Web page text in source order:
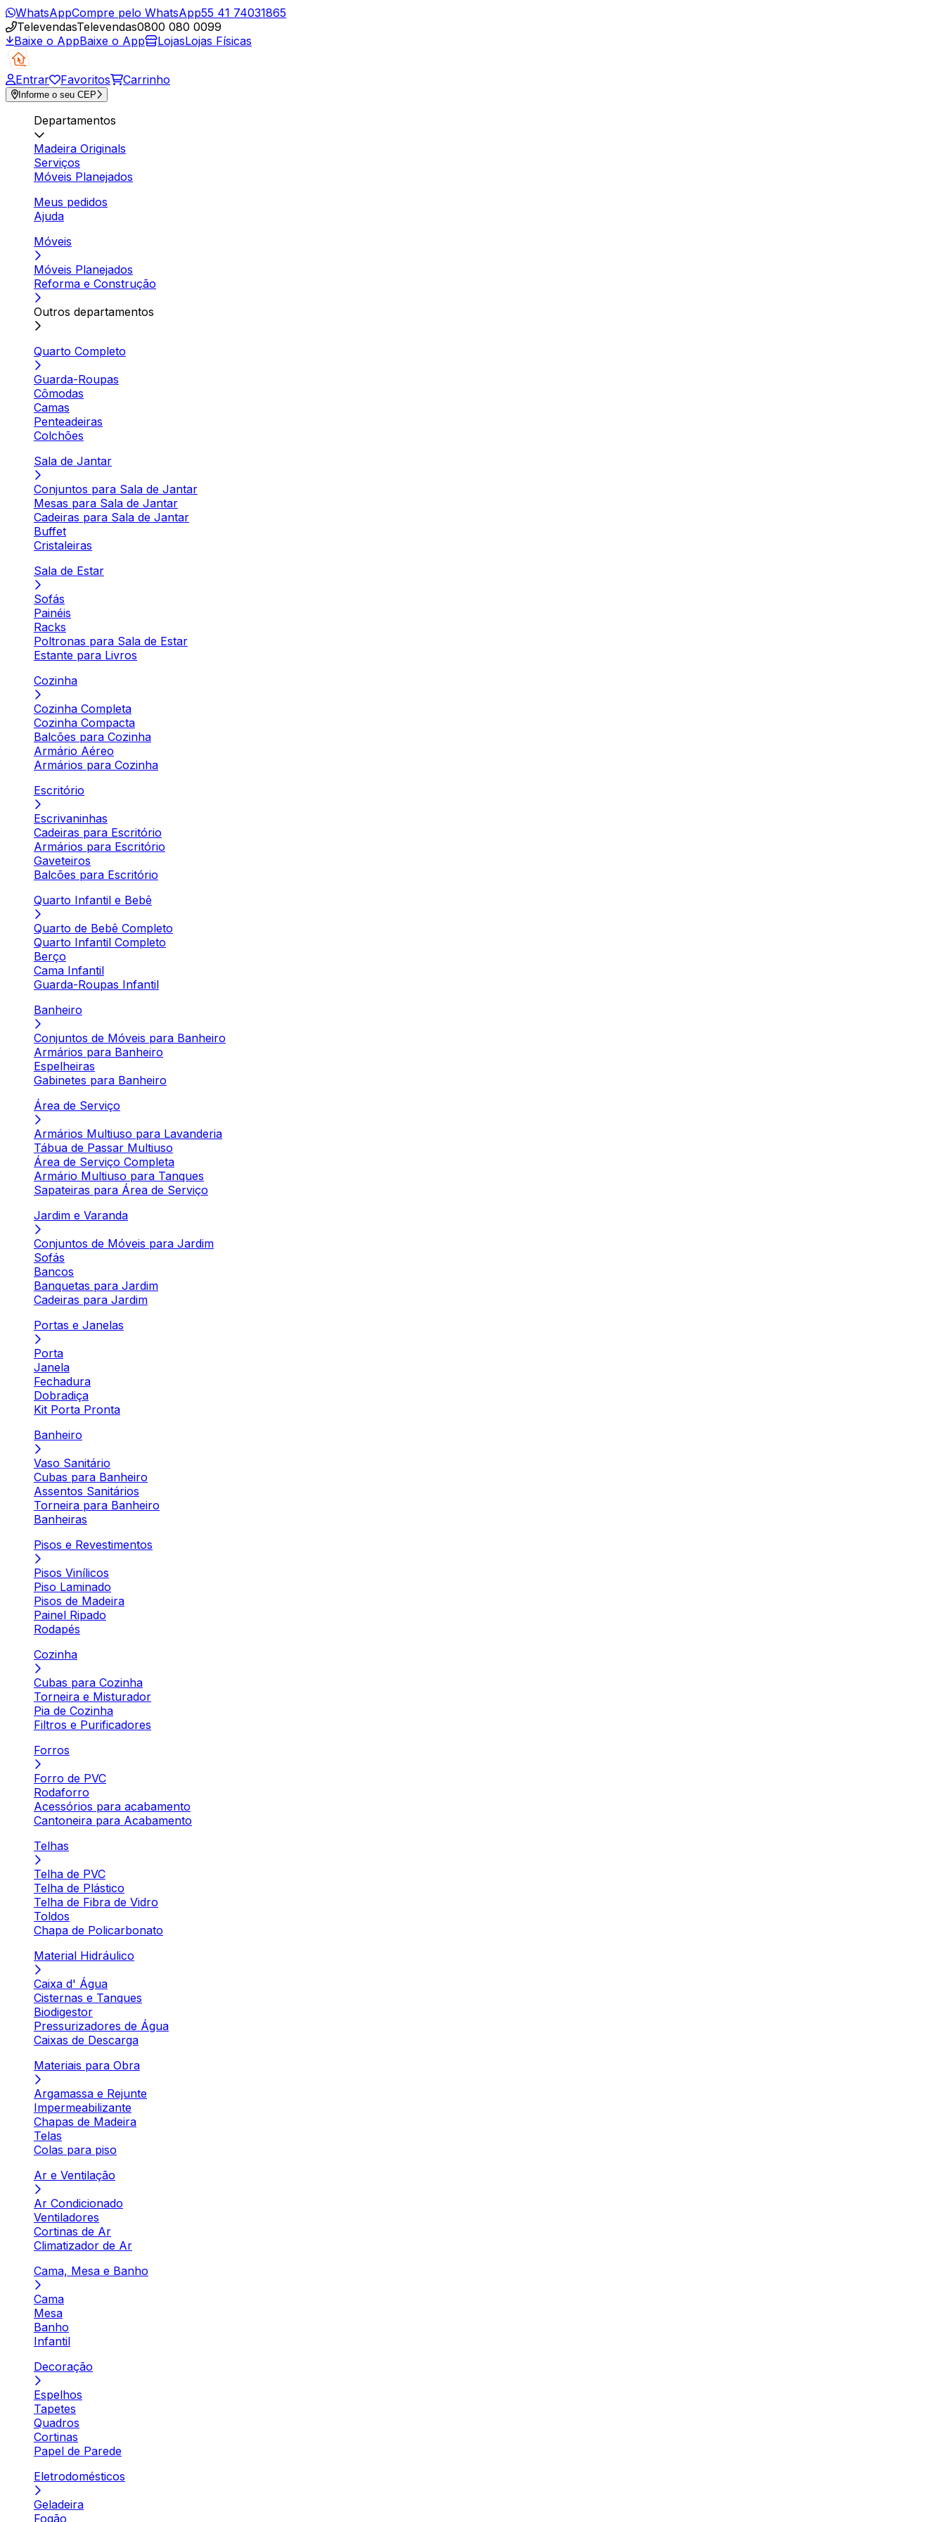
WhatsAppCompre pelo WhatsApp55 41 74031865
TelevendasTelevendas0800 080 0099
Baixe o AppBaixe o App LojasLojas Físicas
Entrar Favoritos Carrinho
Informe o seu CEP
Departamentos
Madeira Originals
Serviços
Móveis Planejados
Meus pedidos
Ajuda
Móveis
Móveis Planejados
Reforma e Construção
Outros departamentos
Quarto Completo
Guarda-Roupas
Cômodas
Camas
Penteadeiras
Colchões
Sala de Jantar
Conjuntos para Sala de Jantar
Mesas para Sala de Jantar
Cadeiras para Sala de Jantar
Buffet
Cristaleiras
Sala de Estar
Sofás
Painéis
Racks
Poltronas para Sala de Estar
Estante para Livros
Cozinha
Cozinha Completa
Cozinha Compacta
Balcões para Cozinha
Armário Aéreo
Armários para Cozinha
Escritório
Escrivaninhas
Cadeiras para Escritório
Armários para Escritório
Gaveteiros
Balcões para Escritório
Quarto Infantil e Bebê
Quarto de Bebê Completo
Quarto Infantil Completo
Berço
Cama Infantil
Guarda-Roupas Infantil
Banheiro
Conjuntos de Móveis para Banheiro
Armários para Banheiro
Espelheiras
Gabinetes para Banheiro
Área de Serviço
Armários Multiuso para Lavanderia
Tábua de Passar Multiuso
Área de Serviço Completa
Armário Multiuso para Tanques
Sapateiras para Área de Serviço
Jardim e Varanda
Conjuntos de Móveis para Jardim
Sofás
Bancos
Banquetas para Jardim
Cadeiras para Jardim
Portas e Janelas
Porta
Janela
Fechadura
Dobradiça
Kit Porta Pronta
Banheiro
Vaso Sanitário
Cubas para Banheiro
Assentos Sanitários
Torneira para Banheiro
Banheiras
Pisos e Revestimentos
Pisos Vinílicos
Piso Laminado
Pisos de Madeira
Painel Ripado
Rodapés
Cozinha
Cubas para Cozinha
Torneira e Misturador
Pia de Cozinha
Filtros e Purificadores
Forros
Forro de PVC
Rodaforro
Acessórios para acabamento
Cantoneira para Acabamento
Telhas
Telha de PVC
Telha de Plástico
Telha de Fibra de Vidro
Toldos
Chapa de Policarbonato
Material Hidráulico
Caixa d' Água
Cisternas e Tanques
Biodigestor
Pressurizadores de Água
Caixas de Descarga
Materiais para Obra
Argamassa e Rejunte
Impermeabilizante
Chapas de Madeira
Telas
Colas para piso
Ar e Ventilação
Ar Condicionado
Ventiladores
Cortinas de Ar
Climatizador de Ar
Cama, Mesa e Banho
Cama
Mesa
Banho
Infantil
Decoração
Espelhos
Tapetes
Quadros
Cortinas
Papel de Parede
Eletrodomésticos
Geladeira
Fogão